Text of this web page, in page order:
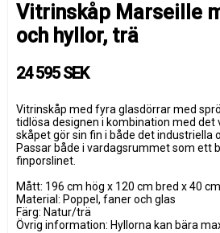
Vitrinskåp Marseille
och hyllor, trä
24 595 SEK
Vitrinskåp med fyra glasdörrar med
tidlösa designen i kombination med
skåpet gör sin fin i både det industriella
Passar både i vardagsrummet som ett
finporslinet.
Mått: 196 cm hög x 120 cm bred x 40
Material: Poppel, faner och glas
Färg: Natur/trä
Övrig information: Hyllorna kan bära